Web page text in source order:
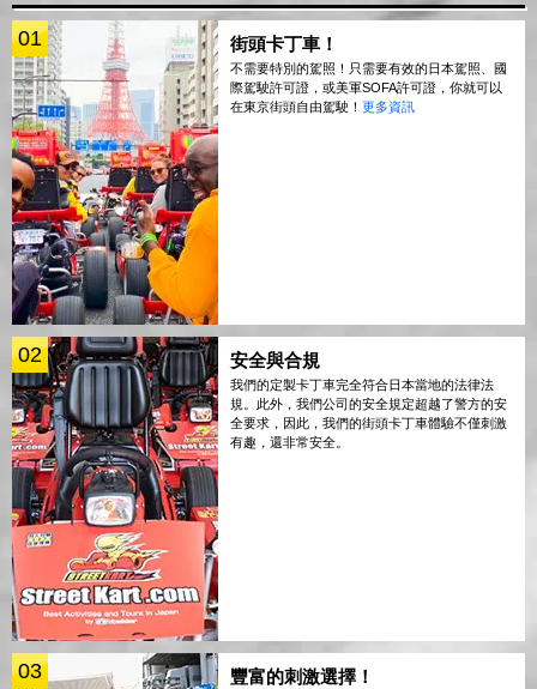
01 街頭卡丁車！
不需要特別的駕照！只需要有效的日本駕照、國
際駕駛許可證，或美軍SOFA許可證，你就可以
在東京街頭自由駕駛！ 更多資訊
02 安全與合規
我們的定製卡丁車完全符合日本當地的法律法
規。此外，我們公司的安全規定超越了警方的安
全要求，因此，我們的街頭卡丁車體驗不僅刺激
有趣，還非常安全。
03 豐富的刺激選擇！